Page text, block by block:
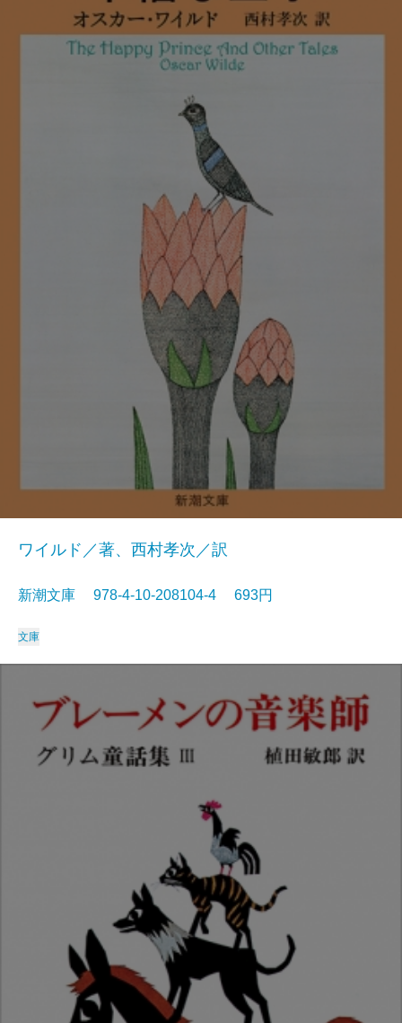
ワイルド／著、西村孝次／訳
新潮文庫 978-4-10-208104-4 693円
文庫